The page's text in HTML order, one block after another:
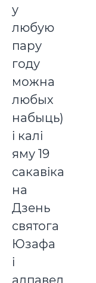
у
любую
пару
году
можна
любых
набыць),
і калі
яму 19
сакавіка,
на
Дзень
святога
Юзафа
і
адпаведна